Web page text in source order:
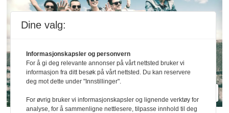
Dine valg:
Informasjonskapsler og personvern
For å gi deg relevante annonser på vårt nettsted bruker vi
informasjon fra ditt besøk på vårt nettsted. Du kan reservere
deg mot dette under "Innstillinger".
For øvrig bruker vi informasjonskapsler og lignende verktøy for
analyse, for å sammenligne nettlesere, tilpasse innhold til deg